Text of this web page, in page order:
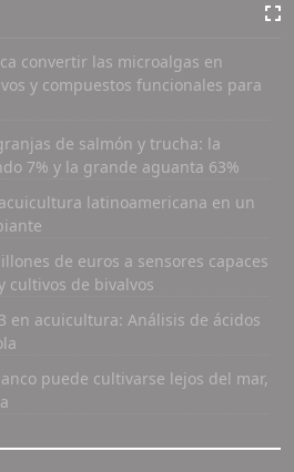
convertir las microalgas en
y compuestos funcionales para
de salmón y trucha: la
7% y la grande aguanta 63%
latinoamericana en un
de euros a sensores capaces
cultivos de bivalvos
en acuicultura: Análisis de ácidos
puede cultivarse lejos del mar,